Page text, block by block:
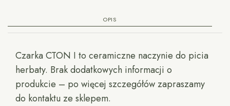
OPIS
Czarka CTON I to ceramiczne naczynie do picia
herbaty. Brak dodatkowych informacji o
produkcie – po więcej szczegółów zapraszamy
do kontaktu ze sklepem.